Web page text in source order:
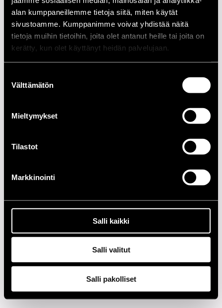
alan kumppaneillemme tietoja siitä, miten käytät
sivustoamme. Kumppanimme voivat yhdistää näitä
tietoja muihin tietoihin, joita olet antanut heille tai joita on
kerätty, kun olet käyttänyt heidän palvelujaan.
valinta
Välttämätön
Mieltymykset
Tilastot
Markkinointi
Salli kaikki
Salli valitut
Salli pakolliset
2020-LUKU
2000-LUKU
1960-LUKU